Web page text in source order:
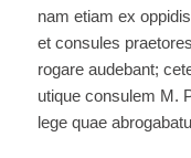
nam etiam ex
et consules
rogare audebant;
utique consulem M.
lege quae